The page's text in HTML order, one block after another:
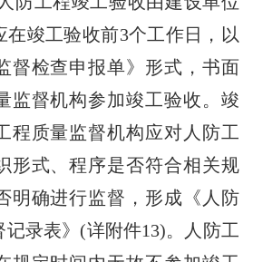
在竣工验收前3个工作日，以
督检查申报单》形式，书面
监督机构参加竣工验收。竣
程质量监督机构应对人防工
形式、程序是否符合相关规
明确进行监督，形成《人防
录表》(详附件13)。人防工